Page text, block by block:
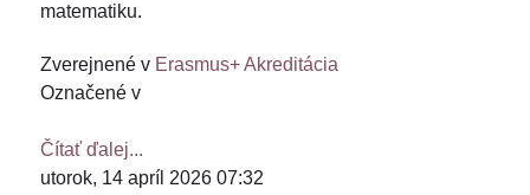
matematiku.
Zverejnené v Erasmus+ Akreditácia
Označené v
Čítať ďalej...
utorok, 14 apríl 2026 07:32